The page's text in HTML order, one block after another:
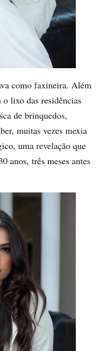
como faxineira. Além
lixo das residências
de brinquedos,
muitas vezes mexia
uma revelação que
anos, três meses antes